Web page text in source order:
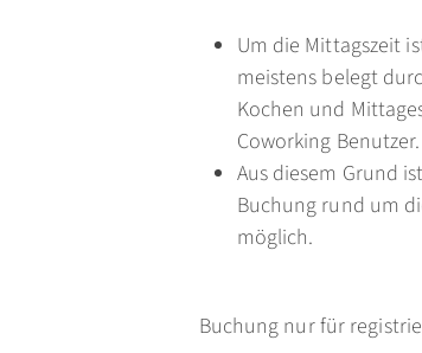
Um die Mittagszeit
meistens belegt
Kochen und
Coworking Benutzer.
Aus diesem Grund
Buchung rund um
möglich.
Buchung nur für